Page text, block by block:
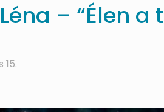
– “Élen
15.